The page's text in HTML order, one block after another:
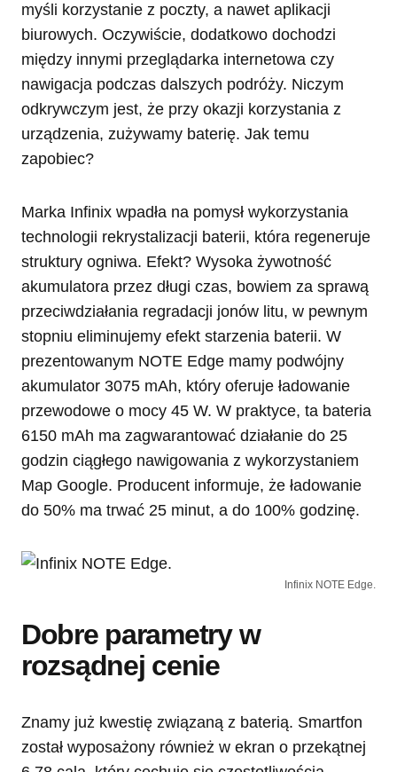
myśli korzystanie z poczty, a nawet aplikacji
biurowych. Oczywiście, dodatkowo dochodzi
między innymi przeglądarka internetowa czy
nawigacja podczas dalszych podróży. Niczym
odkrywczym jest, że przy okazji korzystania z
urządzenia, zużywamy baterię. Jak temu
zapobiec?
Marka Infinix wpadła na pomysł wykorzystania
technologii rekrystalizacji baterii, która regeneruje
struktury ogniwa. Efekt? Wysoka żywotność
akumulatora przez długi czas, bowiem za sprawą
przeciwdziałania regradacji jonów litu, w pewnym
stopniu eliminujemy efekt starzenia baterii. W
prezentowanym NOTE Edge mamy podwójny
akumulator 3075 mAh, który oferuje ładowanie
przewodowe o mocy 45 W. W praktyce, ta bateria
6150 mAh ma zagwarantować działanie do 25
godzin ciągłego nawigowania z wykorzystaniem
Map Google. Producent informuje, że ładowanie
do 50% ma trwać 25 minut, a do 100% godzinę.
Infinix NOTE Edge.
Dobre parametry w
rozsądnej cenie
Znamy już kwestię związaną z baterią. Smartfon
został wyposażony również w ekran o przekątnej